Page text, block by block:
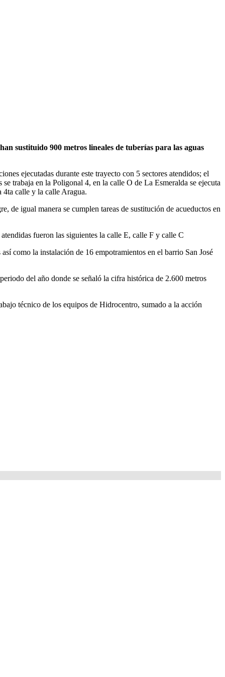
sustituido 900 metros lineales de tuberías para las aguas
ejecutadas durante este trayecto con 5 sectores atendidos; el
trabaja en la Poligonal 4, en la calle O de La Esmeralda se ejecuta
4ta calle y la calle Aragua.
de igual manera se cumplen tareas de sustitución de acueductos en
fueron las siguientes la calle E, calle F y calle C
como la instalación de 16 empotramientos en el barrio San José
del año donde se señaló la cifra histórica de 2.600 metros
técnico de los equipos de Hidrocentro, sumado a la acción